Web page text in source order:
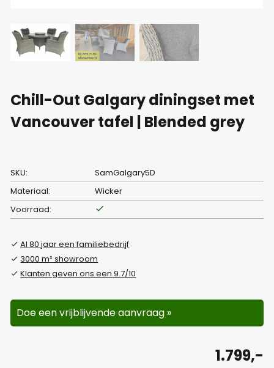
Chill-Out Galgary diningset met
Vancouver tafel | Blended grey
SKU:
SamGalgary5D
Materiaal:
Wicker
Voorraad:
Al 80 jaar een familiebedrijf
3000 m² showroom
Klanten geven ons een 9.7/10
Doe een vrijblijvende aanvraag »
1.799,-